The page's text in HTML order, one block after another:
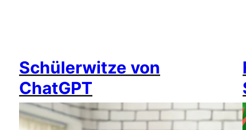
Schülerwitze von
ChatGPT